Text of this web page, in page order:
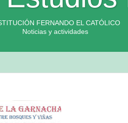
FERNANDO EL CATÓLICO
Noticias y actividades